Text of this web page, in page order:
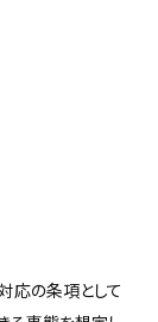
応の条項として